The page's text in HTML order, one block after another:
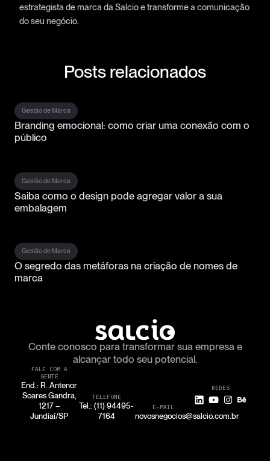
estrategista de marca da Salcio e transforme a comunicação
do seu negócio.
Posts relacionados
Gestão de Marca
Branding emocional: como criar uma conexão com o
público
Gestão de Marca
Saiba como o design pode agregar valor a sua
embalagem
Gestão de Marca
O segredo das metáforas na criação de nomes de
marca
Conte conosco para transformar sua empresa e
alcançar todo seu potencial.
FALE COM A
GENTE
End.: R. Antenor
Soares Gandra,
1217 –
Jundiaí/SP
TELEFONE
Tel.: (11) 94495-
7164
E-MAIL
novosnegocios@salcio.com.br
REDES